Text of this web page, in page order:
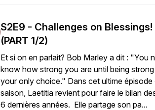
S2E9 - Challenges on Blessings!
(PART 1/2)
Et si on en parlait? Bob Marley a dit : "You
know how strong you are until being strong
your only choice." Dans cet ultime épisode
saison, Laetitia revient pour faire le bilan
6 dernières années. Elle partage son pa...